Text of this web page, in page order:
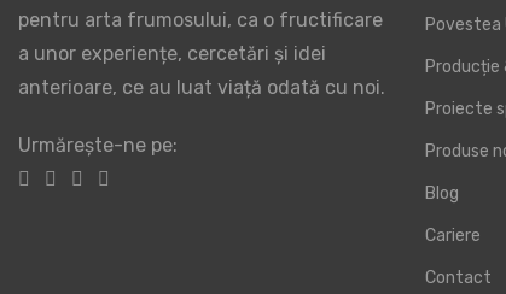
pentru arta frumosului, ca o fructificare
a unor experiențe, cercetări și idei
anterioare, ce au luat viață odată cu noi.
Urmărește-ne pe:
Povestea
Producție
Proiecte
Produse
Blog
Cariere
Contact